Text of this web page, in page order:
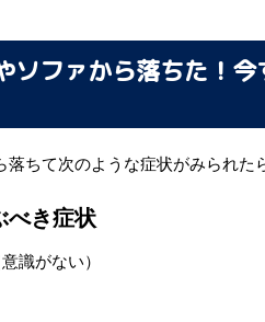
ソファから落ちた！
ちて次のような症状がみられた
べき症状
識がない）